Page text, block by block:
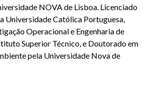
NOVA de Lisboa. Licenciado
Universidade Católica Portuguesa,
Operacional e Engenharia de
Superior Técnico, e Doutorado em
pela Universidade Nova de